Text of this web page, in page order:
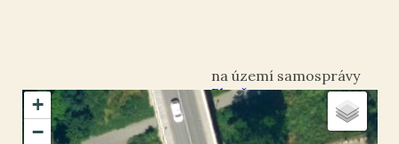
+
−
Plzeň
okres Plzeň-město